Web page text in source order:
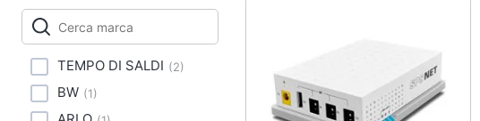
Clima
Arredo
Brico e Giardinaggio
Vernice
Stucco
TEMPO DI SALDI (2)
BW (1)